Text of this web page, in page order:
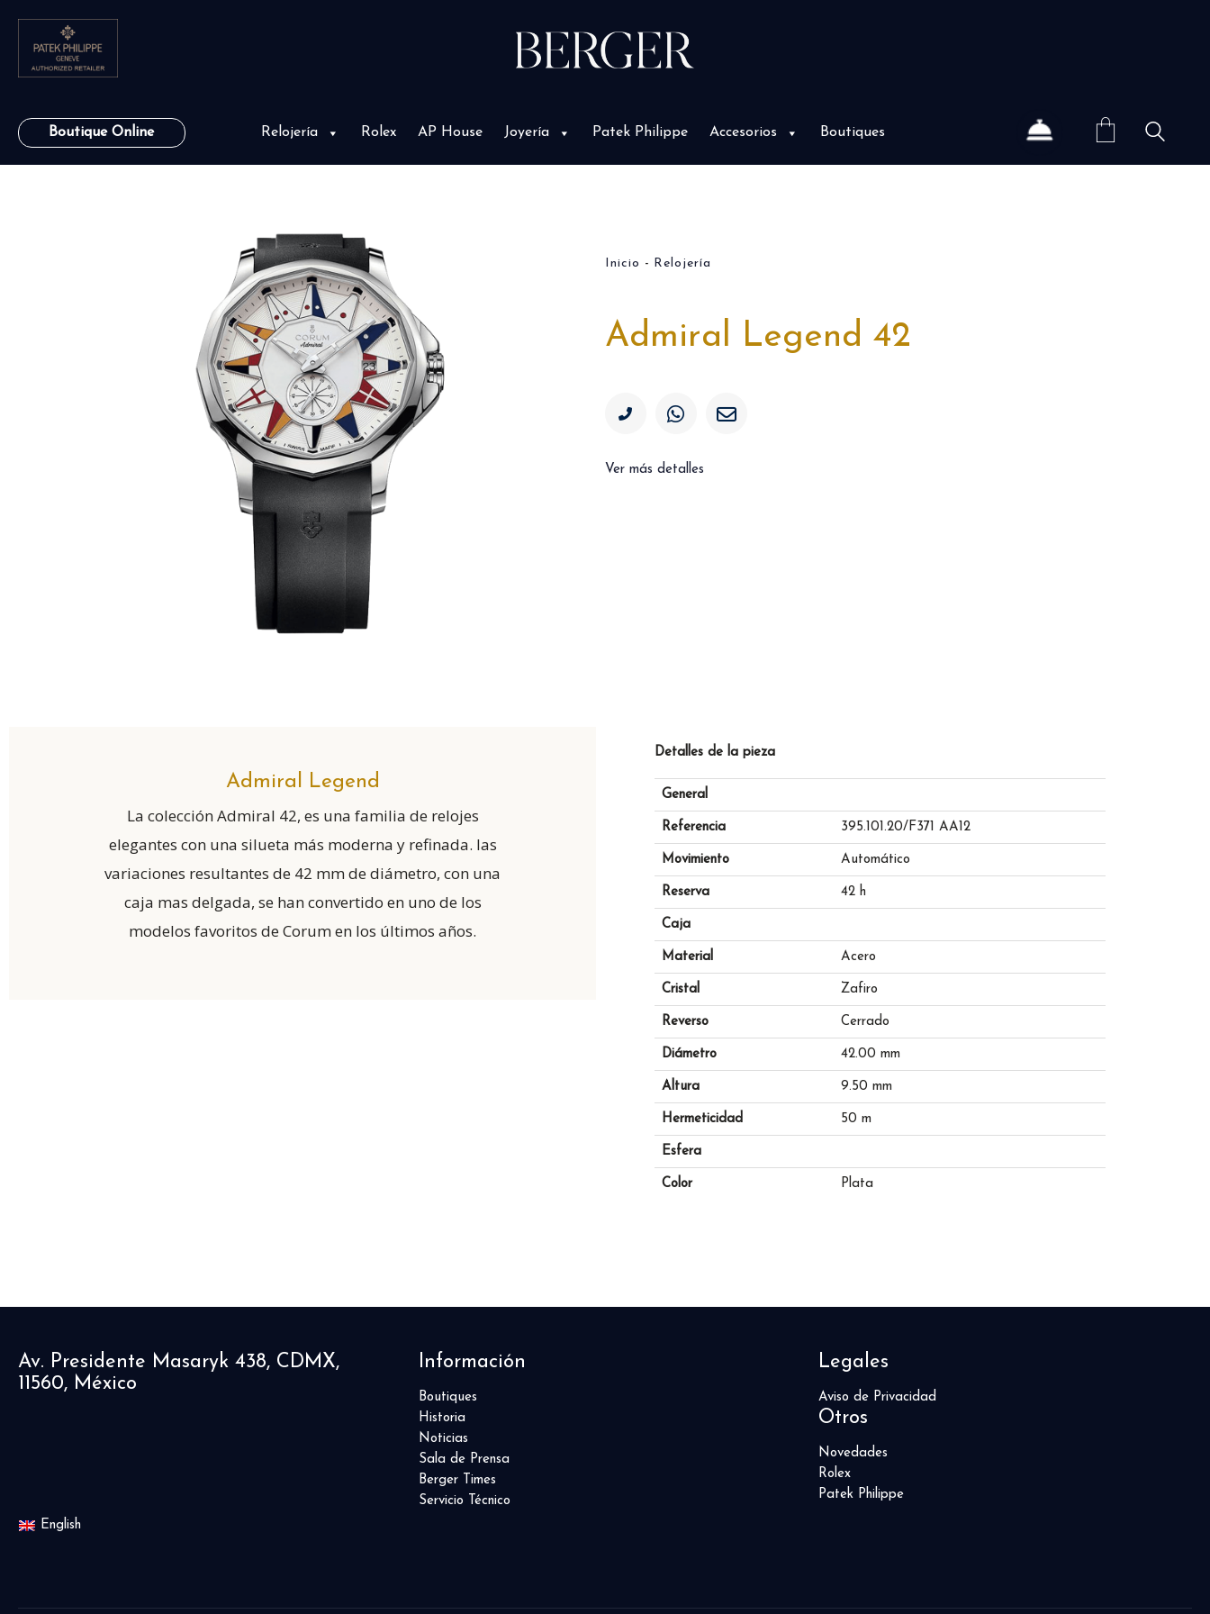
Boutique Online Relojería Rolex AP House Joyería Patek Philippe Accesorios Boutiques
Inicio Relojería
Admiral Legend 42
Ver más detalles
Admiral Legend
La colección Admiral 42, es una familia de relojes
elegantes con una silueta más moderna y refinada. las
variaciones resultantes de 42 mm de diámetro, con una
caja mas delgada, se han convertido en uno de los
modelos favoritos de Corum en los últimos años.
Detalles de la pieza
General
Referencia 395.101.20/F371 AA12
Movimiento Automático
Reserva 42 h
Caja
Material Acero
Cristal Zafiro
Reverso Cerrado
Diámetro 42.00 mm
Altura 9.50 mm
Hermeticidad 50 m
Esfera
Color Plata
Av. Presidente Masaryk 438, CDMX,
11560, México
Información
Boutiques
Historia
Noticias
Sala de Prensa
Berger Times
Servicio Técnico
Legales
Aviso de Privacidad
Otros
Novedades
Rolex
Patek Philippe
English